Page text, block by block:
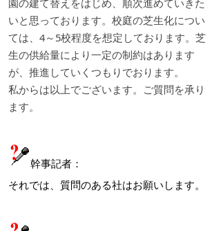
いと思っております。校庭の芝生化につい
ては、4～5校程度を想定しております。芝
生の供給量により一定の制約はあります
が、推進していくつもりでおります。
私からは以上でございます。ご質問を承り
ます。
幹事記者：
それでは、質問のある社はお願いします。